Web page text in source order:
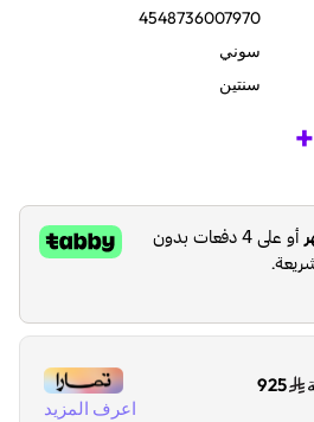
4548736007970
سوني
سنتين
+
925
اعرف المزيد